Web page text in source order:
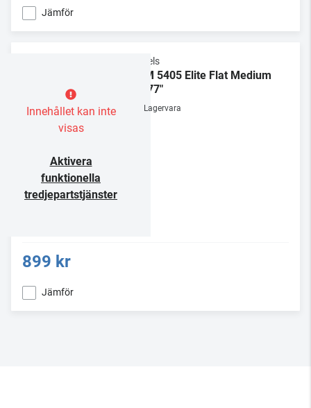
Jämför
Innehållet kan inte
visas
Aktivera
funktionella
tredjepartstjänster
Vogels
TVM 5405 Elite Flat Medium
32-77"
Lagervara
899 kr
Jämför